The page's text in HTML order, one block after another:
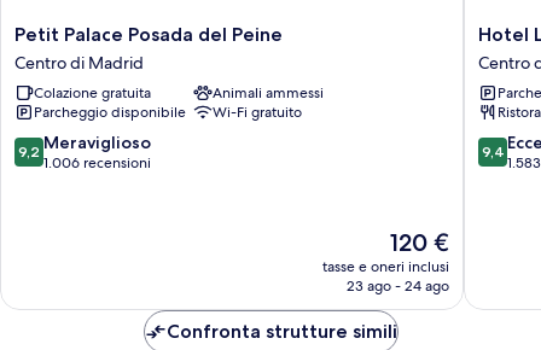
Petit
Palace
Posada
del
Peine
Centro
di
Petit Palace Posada del Peine
Centro di Madrid
Colazione gratuita
Animali ammessi
Parcheggio disponibile
Wi-Fi gratuito
9.2
su
9,2 Meraviglioso
1.006 recensioni
Il
prezzo
attuale
120 €
120 €
tasse e oneri inclusi
23 ago - 24 ago
Hotel
Liabeny
Centro
di
Madrid
Hotel
Centro
9.4
su
9,4
Confronta strutture simili